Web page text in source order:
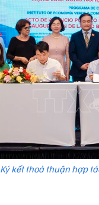
Ký kết thoả thuận hợp